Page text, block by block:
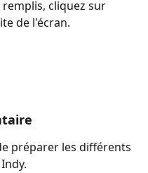
cliquez sur
de l'écran.
préparer les différents